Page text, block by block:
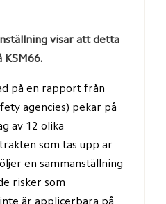
visar att detta
på en rapport från
agencies) pekar på
av 12 olika
som tas upp är
en sammanställning
risker som
är applicerbara på